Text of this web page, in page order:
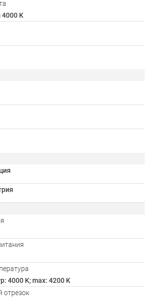
4000 K
4000 K; max: 4200 K